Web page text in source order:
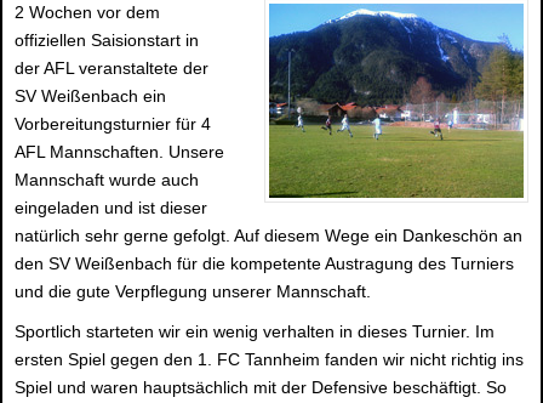
2 Wochen vor dem
offiziellen Saisionstart in
der AFL veranstaltete der
SV Weißenbach ein
Vorbereitungsturnier für 4
AFL Mannschaften. Unsere
Mannschaft wurde auch
eingeladen und ist dieser
natürlich sehr gerne gefolgt. Auf diesem Wege ein Dankeschön an
den SV Weißenbach für die kompetente Austragung des Turniers
und die gute Verpflegung unserer Mannschaft.
Sportlich starteten wir ein wenig verhalten in dieses Turnier. Im
ersten Spiel gegen den 1. FC Tannheim fanden wir nicht richtig ins
Spiel und waren hauptsächlich mit der Defensive beschäftigt. So